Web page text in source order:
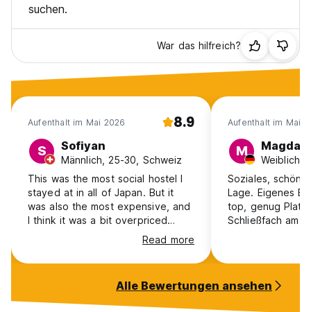
suchen.
War das hilfreich?
Aufenthalt im Mai 2026 8.9
S Sofiyan
Männlich, 25-30, Schweiz
This was the most social hostel I
stayed at in all of Japan. But it
was also the most expensive, and
I think it was a bit overpriced
despite the nice facilities. The
location is good in Shinjuku, close
to a 7-Eleven. Free breakfast is
to ask yourself if it’s worth the
price.
Read more
Aufenthalt im Mai
M
Soziales,
Lage. Eigenes
top, genug
Schließfach am
Jederzeit gerne
Alle Bewertungen ansehen